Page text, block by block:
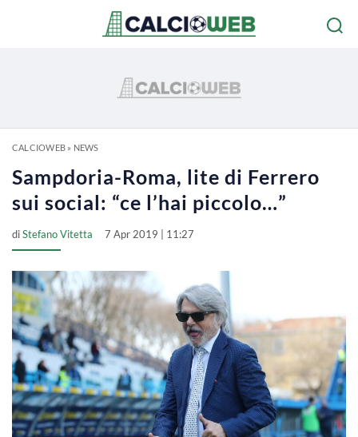
CALCIOWEB» NEWS
Sampdoria-Roma, lite di Ferrero
sui social: “ce l’hai piccolo…”
diStefano Vitetta 7 Apr 2019 | 11:27